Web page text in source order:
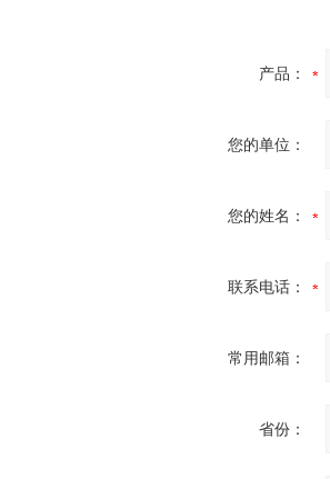
产品：
您的单位：
您的姓名：
联系电话：
常用邮箱：
省份：